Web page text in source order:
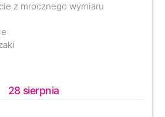
z mrocznego wymiaru
28 sierpnia